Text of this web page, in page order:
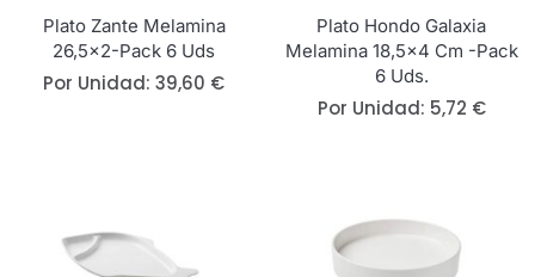
Plato Zante Melamina
26,5×2-Pack 6 Uds
Por Unidad: 39,60 €
Plato Hondo Galaxia
Melamina 18,5×4 Cm -Pack
6 Uds.
Por Unidad: 5,72 €